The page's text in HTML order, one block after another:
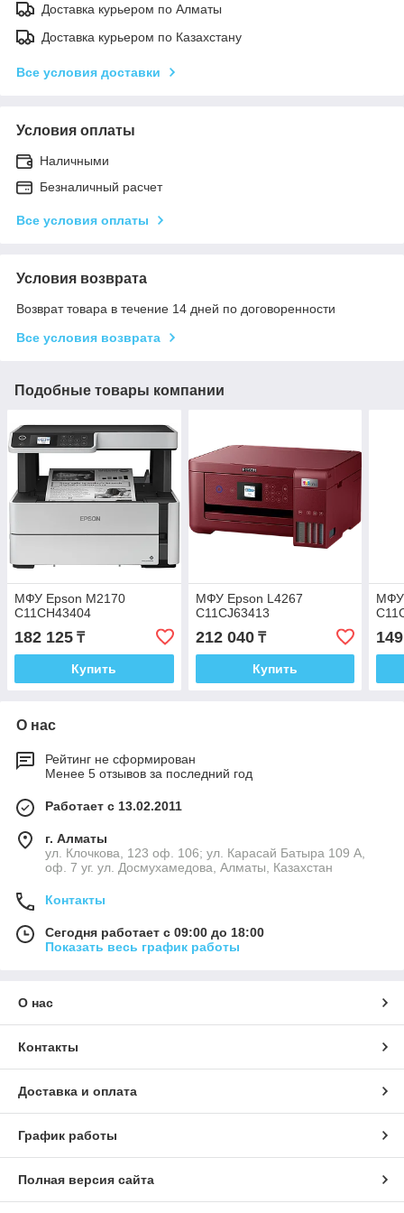
Доставка курьером по Алматы
Доставка курьером по Казахстану
Все условия доставки
Условия оплаты
Наличными
Безналичный расчет
Все условия оплаты
Условия возврата
Возврат товара в течение 14 дней по договоренности
Все условия возврата
Подобные товары компании
МФУ Epson M2170
C11CH43404
182 125 ₸
Купить
МФУ Epson L4267
C11CJ63413
212 040₸
Купить
МФУ
О нас
Рейтинг не сформирован
Менее 5 отзывов за последний год
Работает с 13.02.2011
г. Алматы
ул. Клочкова, 123 оф. 106; ул. Карасай Батыра 109 А,
оф. 7 уг. ул. Досмухамедова, Алматы, Казахстан
Контакты
Сегодня работает с 09:00 до 18:00
Показать весь график работы
О нас
Контакты
Доставка и оплата
График работы
Полная версия сайта